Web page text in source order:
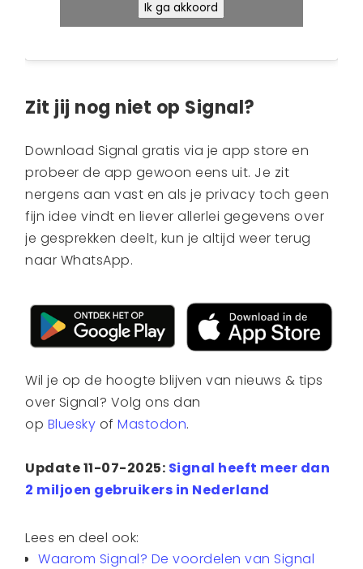
Ik ga akkoord
Zit jij nog niet op Signal?
Download Signal gratis via je app store en
probeer de app gewoon eens uit. Je zit
nergens aan vast en als je privacy toch geen
fijn idee vindt en liever allerlei gegevens over
je gesprekken deelt, kun je altijd weer terug
naar WhatsApp.
Wil je op de hoogte blijven van nieuws & tips
over Signal? Volg ons dan
op Bluesky ofMastodon.
Update 11-07-2025: Signal heeft meer dan
2 miljoen gebruikers in Nederland
Lees en deel ook:
Waarom Signal? De voordelen van Signal